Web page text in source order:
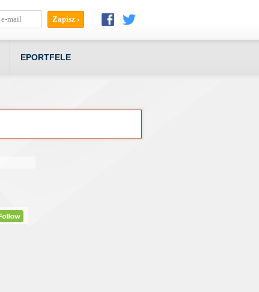
EPORTFELE